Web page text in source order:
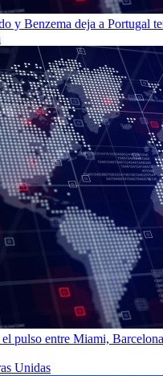
y Benzema deja a Portugal
pulso entre Miami,
Unidas